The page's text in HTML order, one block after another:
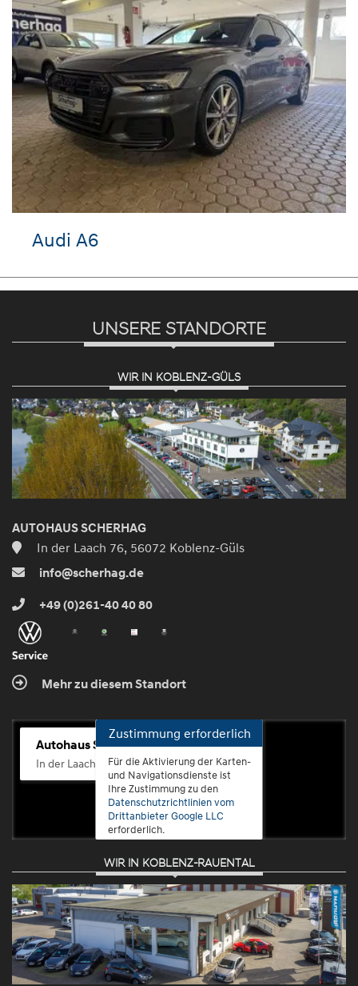
Audi A6
UNSERE STANDORTE
WIR IN KOBLENZ-GÜLS
AUTOHAUS SCHERHAG
In der Laach 76, 56072 Koblenz-Güls
info@scherhag.de
+49 (0)261-40 40 80
Mehr zu diesem Standort
Autohaus Scherhag
In der Laach 76, 56072 Koblenz-Güls
Zustimmung erforderlich
Für die Aktivierung der Karten-
und Navigationsdienste ist
Ihre Zustimmung zu den
Datenschutzrichtlinien vom
Drittanbieter Google LLC
erforderlich.
Zustimmen
und
aktivieren
WIR IN KOBLENZ-RAUENTAL